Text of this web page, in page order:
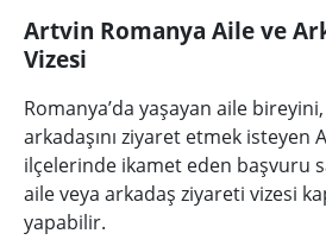
Artvin Romanya Aile ve
Vizesi
Romanya’da yaşayan aile bireyini,
arkadaşını ziyaret etmek isteyen
ilçelerinde ikamet eden başvuru
aile veya arkadaş ziyareti vizesi
yapabilir.